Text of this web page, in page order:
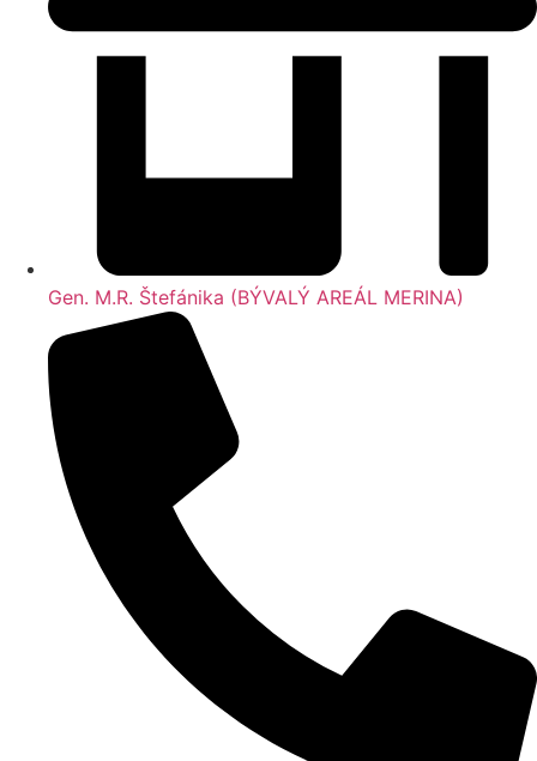
Gen. M.R. Štefánika (BÝVALÝ AREÁL MERINA)